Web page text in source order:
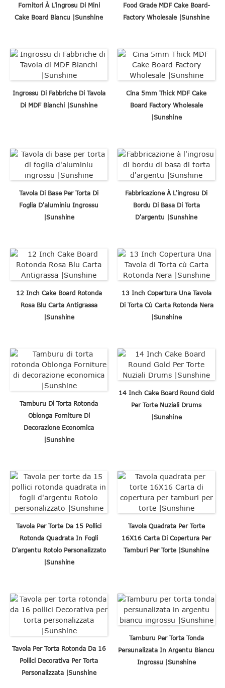
Fornitori À L'ingrosu Di Mini
Cake Board Biancu |Sunshine
Food Grade MDF Cake Board-
Factory Wholesale |Sunshine
Ingrossu Di Fabbriche Di Tavola
Di MDF Bianchi |Sunshine
Cina 5mm Thick MDF Cake
Board Factory Wholesale
|Sunshine
Tavola Di Base Per Torta Di
Foglia D'aluminiu Ingrossu
|Sunshine
Fabbricazione À L'ingrosu Di
Bordu Di Basa Di Torta
D'argentu |Sunshine
12 Inch Cake Board Rotonda
Rosa Blu Carta Antigrassa
|Sunshine
13 Inch Copertura Una Tavola
Di Torta Cù Carta Rotonda Nera
|Sunshine
Tamburu Di Torta Rotonda
Oblonga Forniture Di
Decorazione Economica
|Sunshine
14 Inch Cake Board Round Gold
Per Torte Nuziali Drums
|Sunshine
Tavola Per Torte Da 15 Pollici
Rotonda Quadrata In Fogli
D'argentu Rotolo Personalizzato
|Sunshine
Tavola Quadrata Per Torte
16X16 Carta Di Copertura Per
Tamburi Per Torte |Sunshine
Tavola Per Torta Rotonda Da 16
Pollici Decorativa Per Torta
Personalizzata |Sunshine
Tamburu Per Torta Tonda
Persunalizata In Argentu Biancu
Ingrossu |Sunshine